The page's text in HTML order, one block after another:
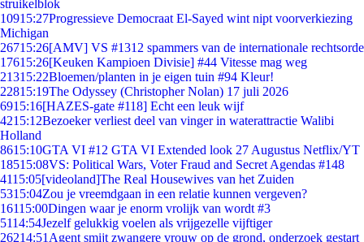
struikelblok
10915:27Progressieve Democraat El-Sayed wint nipt voorverkiezing
Michigan
26715:26[AMV] VS #1312 spammers van de internationale rechtsorde
17615:26[Keuken Kampioen Divisie] #44 Vitesse mag weg
21315:22Bloemen/planten in je eigen tuin #94 Kleur!
22815:19The Odyssey (Christopher Nolan) 17 juli 2026
6915:16[HAZES-gate #118] Echt een leuk wijf
4215:12Bezoeker verliest deel van vinger in waterattractie Walibi
Holland
8615:10GTA VI #12 GTA VI Extended look 27 Augustus Netflix/YT
18515:08VS: Political Wars, Voter Fraud and Secret Agendas #148
4115:05[videoland]The Real Housewives van het Zuiden
5315:04Zou je vreemdgaan in een relatie kunnen vergeven?
16115:00Dingen waar je enorm vrolijk van wordt #3
5114:54Jezelf gelukkig voelen als vrijgezelle vijftiger
26214:51 Agent smijt zwangere vrouw op de grond, onderzoek gestart